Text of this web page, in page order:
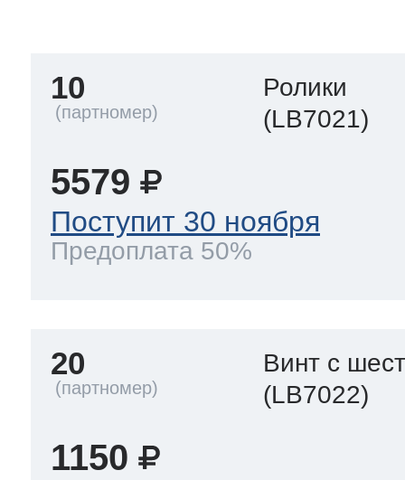
морозилок
холод.камер
10
Ролики
(LB7021)
5579
Поступит 30 ноября
Предоплата 50%
20
Винт с
(LB7022)
1150